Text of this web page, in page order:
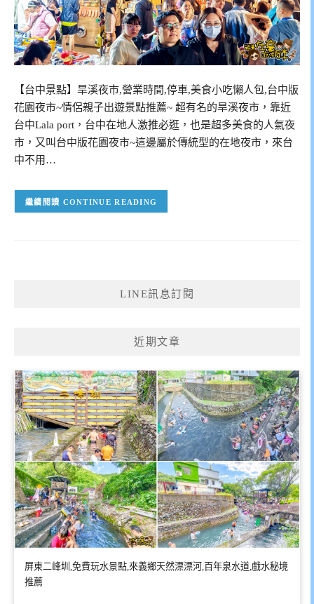
【台中景點】旱溪夜市,營業時間,停車,美食小吃懶人包,台中版
花園夜市~情侶親子出遊景點推薦~ 超有名的旱溪夜市，靠近
台中Lala port，台中在地人激推必逛，也是超多美食的人氣夜
市，又叫台中版花園夜市~這邊屬於傳統型的在地夜市，來台
中不用…
CONTINUE READING
LINE訊息訂閱
近期文章
屏東二峰圳,免費玩水景點,來義鄉天然漂漂河,百年泉水道,戲水秘境
推薦